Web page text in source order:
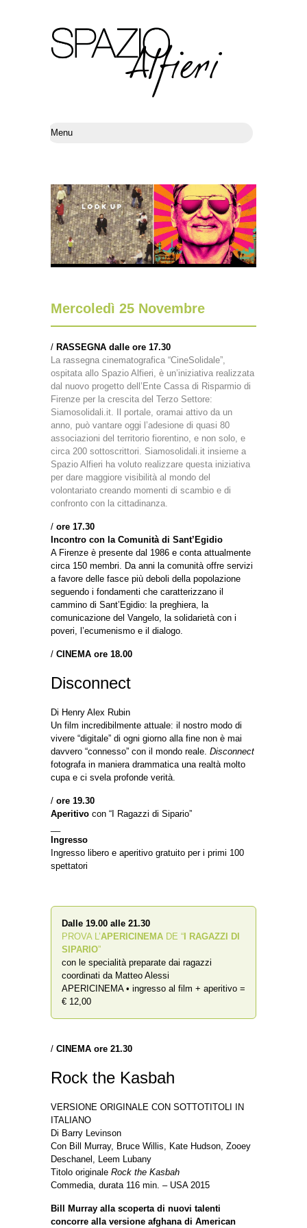
Mercoledì 25 Novembre
/ RASSEGNA dalle ore 17.30
La rassegna cinematografica “CineSolidale”,
ospitata allo Spazio Alfieri, è un’iniziativa realizzata
dal nuovo progetto dell’Ente Cassa di Risparmio di
Firenze per la crescita del Terzo Settore:
Siamosolidali.it. Il portale, oramai attivo da un
anno, può vantare oggi l’adesione di quasi 80
associazioni del territorio fiorentino, e non solo, e
circa 200 sottoscrittori. Siamosolidali.it insieme a
Spazio Alfieri ha voluto realizzare questa iniziativa
per dare maggiore visibilità al mondo del
volontariato creando momenti di scambio e di
confronto con la cittadinanza.
/ ore 17.30
Incontro con la Comunità di Sant’Egidio
A Firenze è presente dal 1986 e conta attualmente
circa 150 membri. Da anni la comunità offre servizi
a favore delle fasce più deboli della popolazione
seguendo i fondamenti che caratterizzano il
cammino di Sant’Egidio: la preghiera, la
comunicazione del Vangelo, la solidarietà con i
poveri, l’ecumenismo e il dialogo.
/ CINEMA ore 18.00
Disconnect
Di Henry Alex Rubin
Un film incredibilmente attuale: il nostro modo di
vivere “digitale” di ogni giorno alla fine non è mai
davvero “connesso” con il mondo reale. Disconnect
fotografa in maniera drammatica una realtà molto
cupa e ci svela profonde verità.
/ ore 19.30
Aperitivo con “I Ragazzi di Sipario”
Ingresso
Ingresso libero e aperitivo gratuito per i primi 100
spettatori
Dalle 19.00 alle 21.30
PROVA L’APERICINEMA DE “ I RAGAZZI DI
SIPARIO”
con le specialità preparate dai ragazzi
coordinati da Matteo Alessi
APERICINEMA • ingresso al film + aperitivo =
€ 12,00
/ CINEMA ore 21.30
Rock the Kasbah
VERSIONE ORIGINALE CON SOTTOTITOLI IN
ITALIANO
Di Barry Levinson
Con Bill Murray, Bruce Willis, Kate Hudson, Zooey
Deschanel, Leem Lubany
Titolo originale Rock the Kasbah
Commedia, durata 116 min. – USA 2015
Bill Murray alla scoperta di nuovi talenti
concorre alla versione afghana di American